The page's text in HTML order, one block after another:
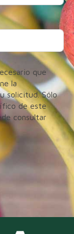
que
la
solicitud. Sólo
de este
consultar